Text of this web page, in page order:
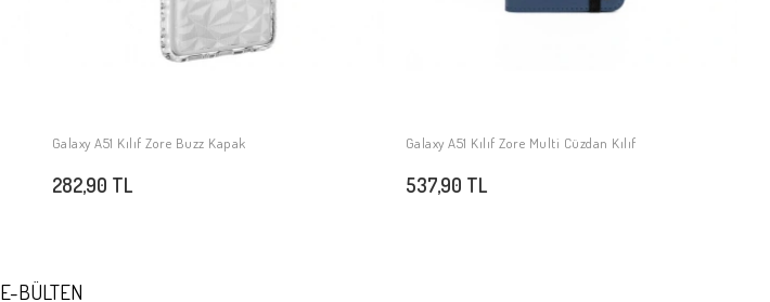
SEPETE EKLE
Galaxy A51 Kılıf Zore Buzz Kapak
282,90 TL
SEPETE EKLE
Galaxy A51 Kılıf Zore Multi Cüzdan Kılıf
537,90 TL
E-BÜLTEN